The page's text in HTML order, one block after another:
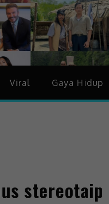
Hidup &
Viral Gaya Hidup